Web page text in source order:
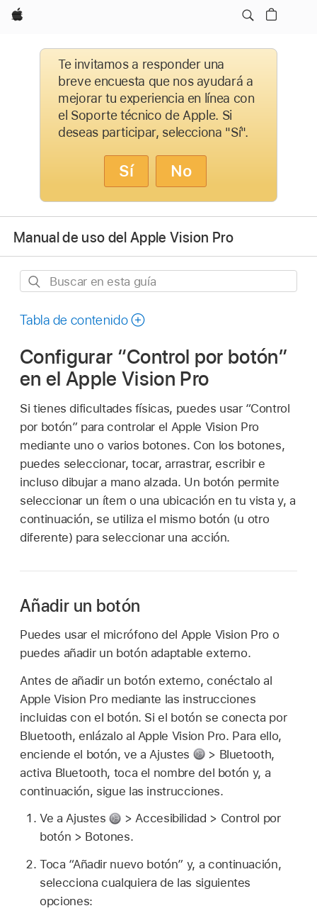
Apple
Te invitamos a responder una
breve encuesta que nos ayudará a
mejorar tu experiencia en línea con
el Soporte técnico de Apple. Si
deseas participar, selecciona "Sí".
Sí No
Manual de uso del Apple Vision Pro
Buscar
esta
Tabla de contenido
Configurar “Control por botón”
en el Apple Vision Pro
Si tienes dificultades físicas, puedes usar “Control
por botón” para controlar el Apple Vision Pro
mediante uno o varios botones. Con los botones,
puedes seleccionar, tocar, arrastrar, escribir e
incluso dibujar a mano alzada. Un botón permite
seleccionar un ítem o una ubicación en tu vista y, a
continuación, se utiliza el mismo botón (u otro
diferente) para seleccionar una acción.
Añadir un botón
Puedes usar el micrófono del Apple Vision Pro o
puedes añadir un botón adaptable externo.
Antes de añadir un botón externo, conéctalo al
Apple Vision Pro mediante las instrucciones
incluidas con el botón. Si el botón se conecta por
Bluetooth, enlázalo al Apple Vision Pro. Para ello,
enciende el botón, ve a Ajustes
> Bluetooth,
activa Bluetooth, toca el nombre del botón y, a
continuación, sigue las instrucciones.
Ve a Ajustes
> Accesibilidad > Control por
botón > Botones.
Toca “Añadir nuevo botón” y, a continuación,
selecciona cualquiera de las siguientes
opciones: